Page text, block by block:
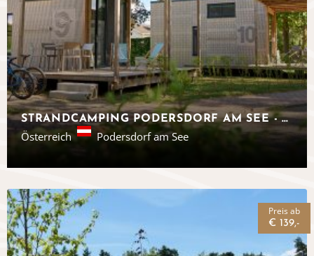
STRANDCAMPING PODERSDORF AM SEE - TINY HOUSES, ÖSTERREICH
Österreich Podersdorf am See
Preis ab
€ 139,-